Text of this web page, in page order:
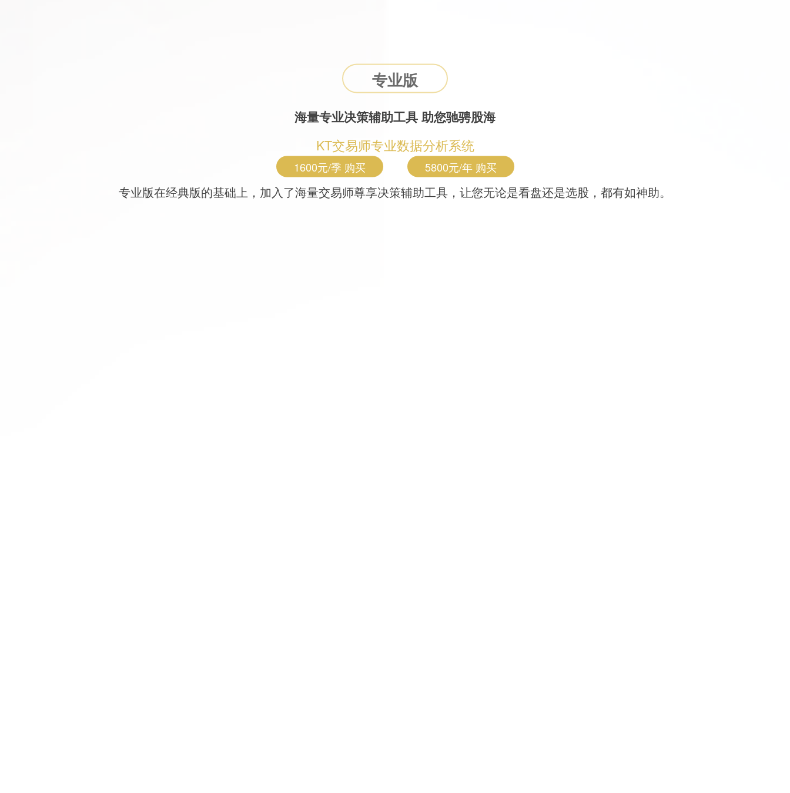
专业版
海量专业决策辅助工具 助您驰骋股海
KT交易师专业数据分析系统
1600元/季 购买 5800元/年 购买
专业版在经典版的基础上，加入了海量交易师尊享决策辅助工具，让您无论是看盘还是选股，都有如神助。